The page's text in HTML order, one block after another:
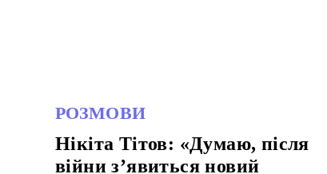
РОЗМОВИ
Нікіта Тітов: «Думаю, після
війни з’явиться новий